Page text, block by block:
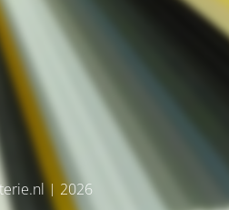
| 2026